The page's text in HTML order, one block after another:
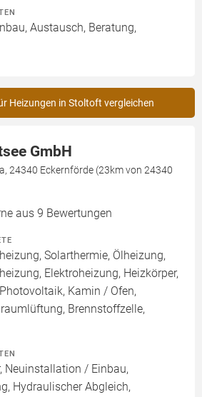
Austausch, Beratung,
Heizungen in Stoltoft vergleichen
GmbH
24340 Eckernförde (23km von 24340
aus 9 Bewertungen
Solarthermie, Ölheizung,
Elektroheizung, Heizkörper,
Kamin / Ofen,
Brennstoffzelle,
Neuinstallation / Einbau,
Hydraulischer Abgleich,